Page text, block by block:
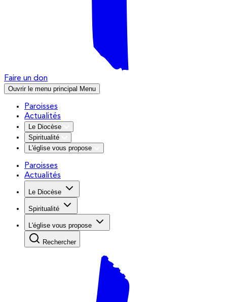
Faire un don
Ouvrir le menu principal Menu
Paroisses
Actualités
Le Diocèse
Spiritualité
L'église vous propose
Paroisses
Actualités
Le Diocèse
Spiritualité
L'église vous propose
Rechercher